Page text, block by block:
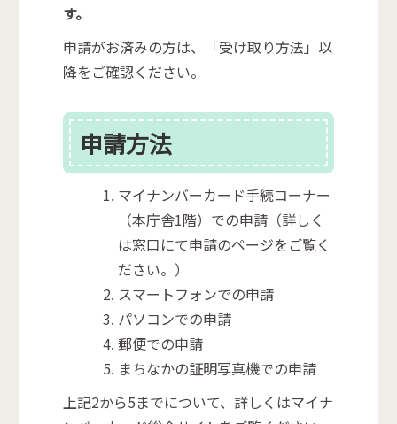
す。
申請がお済みの方は、「受け取り方法」以
降をご確認ください。
申請方法
マイナンバーカード手続コーナー
（本庁舎1階）での申請（詳しく
は窓口にて申請のページをご覧く
ださい。）
スマートフォンでの申請
パソコンでの申請
郵便での申請
まちなかの証明写真機での申請
上記2から5までについて、詳しくはマイナ